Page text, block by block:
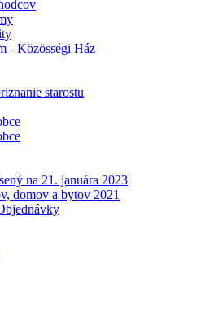
- Közösségi Ház
starostu
na 21. januára 2023
domov a bytov 2021